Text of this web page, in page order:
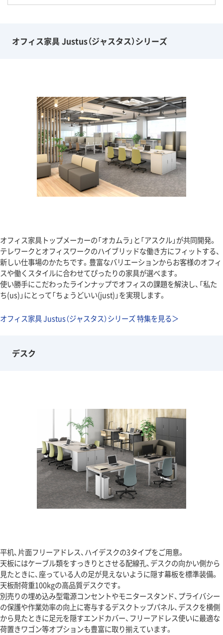
オフィス家具 Justus（ジャスタス）シリーズ
オフィス家具トップメーカーの「オカムラ」と「アスクル」が共同開発。
テレワークとオフィスワークのハイブリッドな働き方にフィットする、
新しい仕事場のかたちです。豊富なバリエーションからお客様のオフィ
スや働くスタイルに合わせてぴったりの家具が選べます。
使い勝手にこだわったラインナップでオフィスの課題を解決し、「私た
ち(us)」にとって「ちょうどいい(just)」を実現します。
オフィス家具 Justus（ジャスタス）シリーズ 特集を見る＞
デスク
平机、片面フリーアドレス、ハイデスクの3タイプをご用意。
天板にはケーブル類をすっきりとさせる配線孔、デスクの向かい側から
見たときに、座っている人の足が見えないように隠す幕板を標準装備。
天板耐荷重100kgの高品質デスクです。
別売りの埋め込み型電源コンセントやモニタースタンド、プライバシー
の保護や作業効率の向上に寄与するデスクトップパネル、デスクを横側
から見たときに足元を隠すエンドカバー、フリーアドレス使いに最適な
荷置きワゴン等オプションも豊富に取り揃えています。